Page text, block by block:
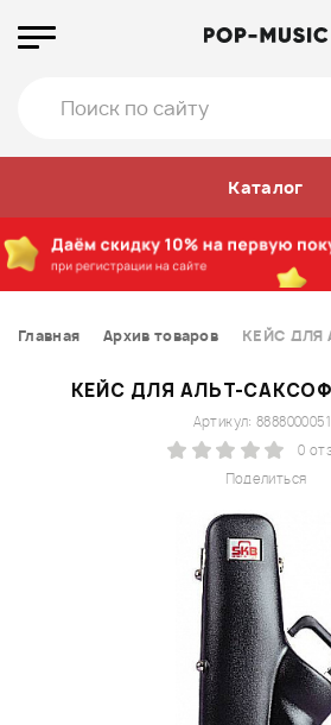
Каталог
Главная Архив товаров КЕЙС ДЛЯ
КЕЙС ДЛЯ АЛЬТ-
Поделиться
Артикул:
0